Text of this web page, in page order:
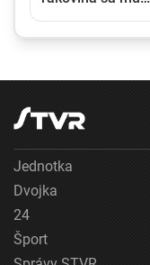
Jednotka
Dvojka
24
Šport